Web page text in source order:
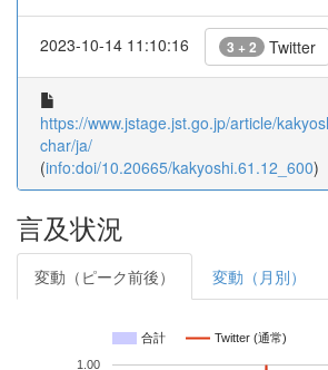
2023-10-14 11:10:16 3 + 2 Twitter
https://www.jstage.jst.go.jp/article/
char/ja/
(info:doi/10.20665/kakyoshi.61.12_600)
言及状況
変動（ピーク前後） 変動（月別）
合計 Twitter (通常)
1.00